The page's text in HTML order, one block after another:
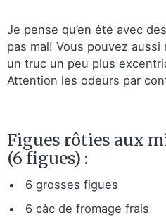
Je pense qu’en été avec
pas mal! Vous pouvez
un truc un peu plus
Attention les odeurs par
Figues rôties aux
(6 figues) :
6 grosses figues
6 càc de fromage frais